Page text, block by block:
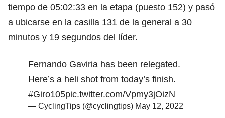
tiempo de 05:02:33 en la etapa (puesto 152) y pasó
a ubicarse en la casilla 131 de la general a 30
minutos y 19 segundos del líder.
Fernando Gaviria has been relegated.
Here’s a heli shot from today’s finish.
#Giro105pic.twitter.com/Vpmy3jOizN
— CyclingTips (@cyclingtips) May 12, 2022